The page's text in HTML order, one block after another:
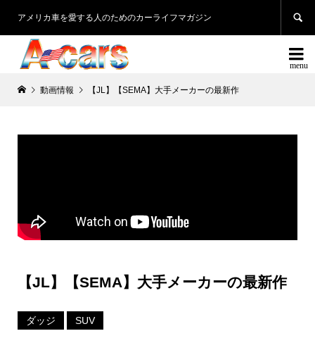
アメリカ車を愛する人のためのカーライフマガジン 

動画情報 【JL】【SEMA】大手メーカーの最新作
【JL】【SEMA】大手メーカーの最新作
ダッジ SUV